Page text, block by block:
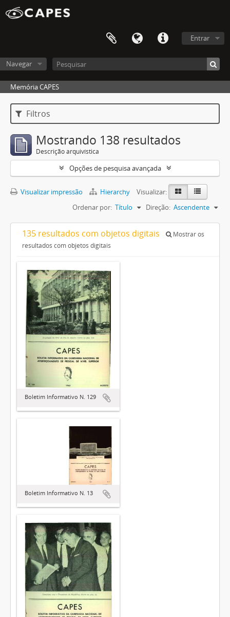
Entrar
Navegar
Memória CAPES
Filtros
Mostrando 138 resultados
Descrição arquivística
Opções de pesquisa avançada
Visualizar impressão Hierarchy
Visualizar:
Ordenar por: Título Direção: Ascendente
135 resultados com objetos digitais
Mostrar os
resultados com objetos digitais
Boletim Informativo N. 129
Boletim Informativo N. 13